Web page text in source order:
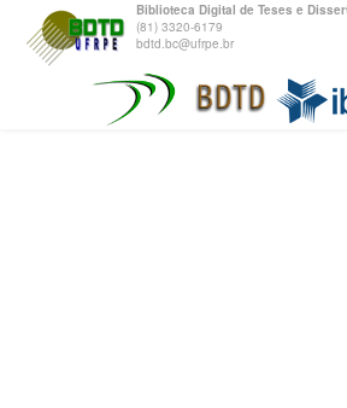
Biblioteca Digital de Teses e
(81) 3320-6179
bdtd.bc@ufrpe.br